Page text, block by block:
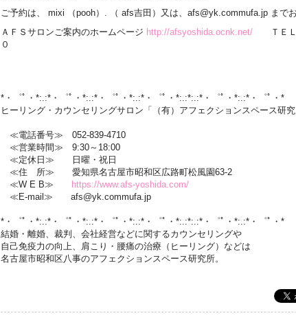
ご予約は、 mixi （pooh）. （ afs吉田）又は、afs@yk.commufa.jp まで
ＡＦＳサロンご案内のホームページ http://afsyoshida.ocnk.net/ ＴＥＬ
０
*・゜ﾟ・*:.:*・゜ﾟ・*:.:*・゜ﾟ・*:.:*・゜ﾟ・*:.:*:.:*・゜ﾟ・*:.:*・゜ﾟ・*
ヒーリング・カウンセリングサロン「（有）アフェクションスペース研究
≪電話番号≫ 052-839-4710
≪営業時間≫ 9:30～18:00
≪定休日≫ 日曜・祝日
≪住 所≫ 愛知県名古屋市昭和区広路町松風園63-2
≪W E B≫
https://www.afs-yoshida.com/
≪E-mail≫ afs@yk.commufa.jp
*・゜ﾟ・*:.:*・゜ﾟ・*:.:*・゜ﾟ・*:.:*・゜ﾟ・*:.:*:.:*・゜ﾟ・*:.:*・゜ﾟ・*
結婚・離婚、裁判、会社経営などに関するカウンセリングや
自己免疫力の向上、肩こり・腰痛の治療（ヒーリング）などは
名古屋市昭和区八事のアフェクションスペース研究所。